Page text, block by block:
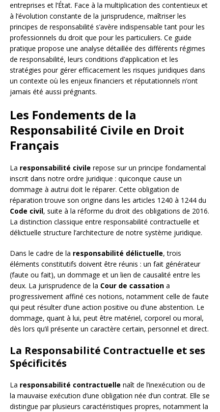
entreprises et l’État. Face à la multiplication des contentieux et
à l’évolution constante de la jurisprudence, maîtriser les
principes de responsabilité s’avère indispensable tant pour les
professionnels du droit que pour les particuliers. Ce guide
pratique propose une analyse détaillée des différents régimes
de responsabilité, leurs conditions d’application et les
stratégies pour gérer efficacement les risques juridiques dans
un contexte où les enjeux financiers et réputationnels n’ont
jamais été aussi prégnants.
Les Fondements de la
Responsabilité Civile en Droit
Français
La responsabilité civile repose sur un principe fondamental
inscrit dans notre ordre juridique : quiconque cause un
dommage à autrui doit le réparer. Cette obligation de
réparation trouve son origine dans les articles 1240 à 1244 du
Code civil, suite à la réforme du droit des obligations de 2016.
La distinction classique entre responsabilité contractuelle et
délictuelle structure l’architecture de notre système juridique.
Dans le cadre de la responsabilité délictuelle, trois
éléments constitutifs doivent être réunis : un fait générateur
(faute ou fait), un dommage et un lien de causalité entre les
deux. La jurisprudence de la Cour de cassation a
progressivement affiné ces notions, notamment celle de faute
qui peut résulter d’une action positive ou d’une abstention. Le
dommage, quant à lui, peut être matériel, corporel ou moral,
dès lors qu’il présente un caractère certain, personnel et direct.
La Responsabilité Contractuelle et ses
Spécificités
La responsabilité contractuelle naît de l’inexécution ou de
la mauvaise exécution d’une obligation née d’un contrat. Elle se
distingue par plusieurs caractéristiques propres, notamment la